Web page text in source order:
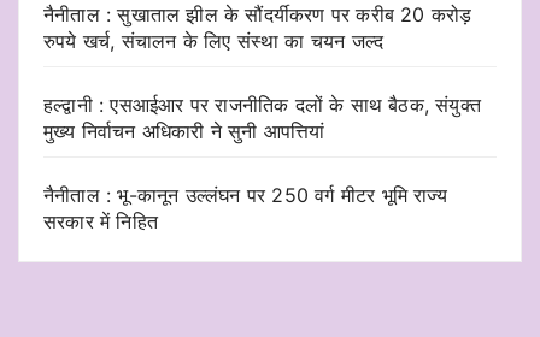
नैनीताल : सुखाताल झील के सौंदर्यीकरण पर करीब 20 करोड़
रुपये खर्च, संचालन के लिए संस्था का चयन जल्द
हल्द्वानी : एसआईआर पर राजनीतिक दलों के साथ बैठक, संयुक्त
मुख्य निर्वाचन अधिकारी ने सुनी आपत्तियां
नैनीताल : भू-कानून उल्लंघन पर 250 वर्ग मीटर भूमि राज्य
सरकार में निहित